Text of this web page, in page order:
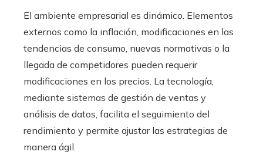
El ambiente empresarial es dinámico. Elementos
externos como la inflación, modificaciones en las
tendencias de consumo, nuevas normativas o la
llegada de competidores pueden requerir
modificaciones en los precios. La tecnología,
mediante sistemas de gestión de ventas y
análisis de datos, facilita el seguimiento del
rendimiento y permite ajustar las estrategias de
manera ágil.